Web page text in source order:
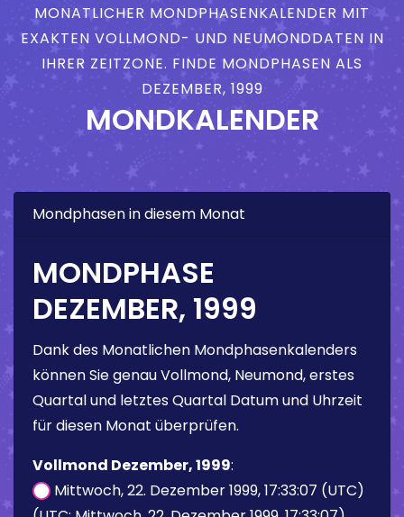
MONATLICHER MONDPHASENKALENDER MIT
EXAKTEN VOLLMOND- UND NEUMONDDATEN IN
IHRER ZEITZONE. FINDE MONDPHASEN ALS
DEZEMBER, 1999
MONDKALENDER
Mondphasen in diesem Monat
MONDPHASE
DEZEMBER, 1999
Dank des Monatlichen Mondphasenkalenders
können Sie genau Vollmond, Neumond, erstes
Quartal und letztes Quartal Datum und Uhrzeit
für diesen Monat überprüfen.
Vollmond Dezember, 1999:
Mittwoch, 22. Dezember 1999, 17:33:07 (UTC)